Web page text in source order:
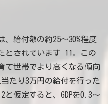
給付額の約25～30%程度
とされています 11。この
て世帯でより高くなる傾向
たり3万円の給付を行った
仮定すると、GDPを0.3～